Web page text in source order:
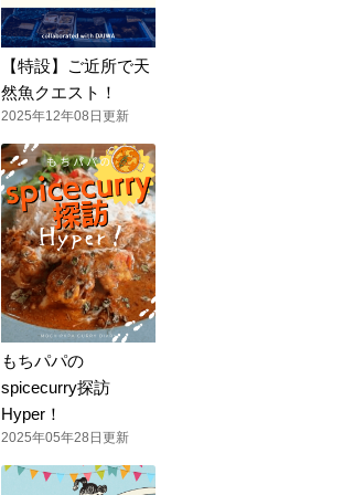
【特設】ご近所で天
然魚クエスト！
2025年12年08日更新
もちパパの
spicecurry探訪
Hyper！
2025年05年28日更新